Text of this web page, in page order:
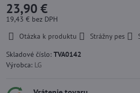
23,90 €
19,43 € bez DPH
Otázka k produktu
Strážny pes
Skladové číslo: TVA0142
Výrobca: LG